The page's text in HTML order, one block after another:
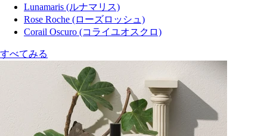
Lunamaris (ルナマリス)
Rose Roche (ローズロッシュ)
Corail Oscuro (コライユオスクロ)
すべてみる